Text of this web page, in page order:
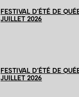
FESTIVAL D’ÉTÉ DE
JUILLET 2026
FESTIVAL D’ÉTÉ DE
JUILLET 2026